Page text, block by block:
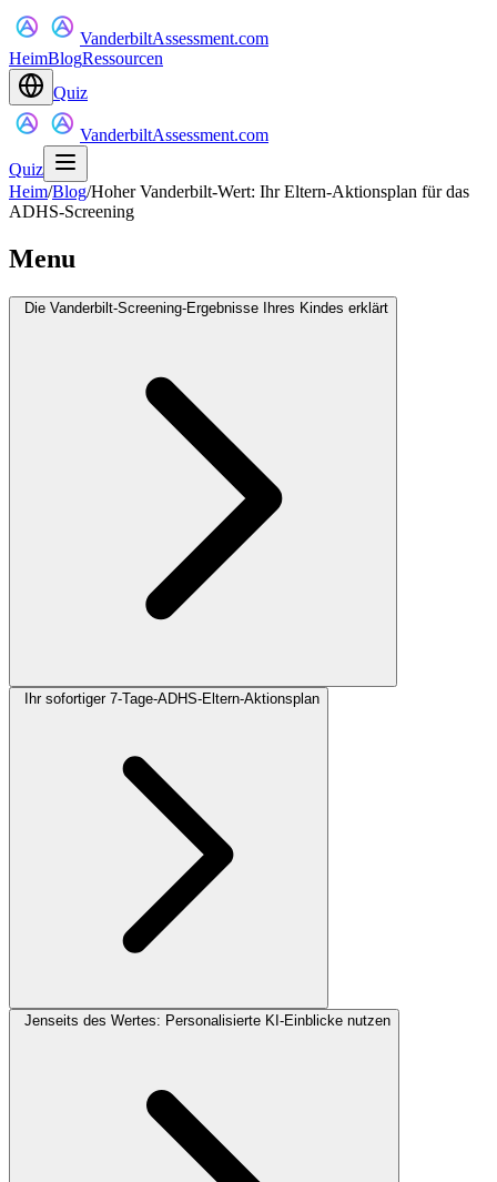
VanderbiltAssessment.com
HeimBlogRessourcen
Quiz
VanderbiltAssessment.com
Quiz
Heim/Blog/Hoher Vanderbilt-Wert: Ihr Eltern-Aktionsplan für das
ADHS-Screening
Menu
Die Vanderbilt-Screening-Ergebnisse Ihres Kindes erklärt
Ihr sofortiger 7-Tage-ADHS-Eltern-Aktionsplan
Jenseits des Wertes: Personalisierte KI-Einblicke nutzen